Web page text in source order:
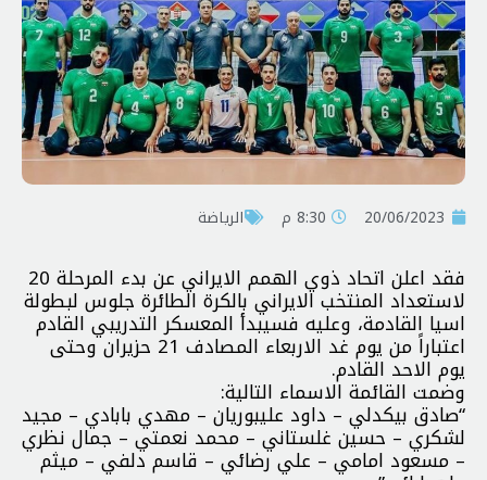
20/06/2023 8:30 م الرياضة
فقد اعلن اتحاد ذوي الهمم الايراني عن بدء المرحلة 20
لاستعداد المنتخب الايراني بالكرة الطائرة جلوس لبطولة
اسيا القادمة، وعليه فسيبدأ المعسكر التدريبي القادم
اعتباراً من يوم غد الاربعاء المصادف 21 حزيران وحتى
يوم الاحد القادم.
وضمت القائمة الاسماء التالية:
“صادق بيكدلي – داود عليبوريان – مهدي بابادي – مجيد
لشكري – حسين غلستاني – محمد نعمتي – جمال نظري
– مسعود امامي – علي رضائي – قاسم دلفي – ميثم